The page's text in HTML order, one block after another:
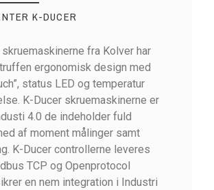
K-DUCER
fra Kolver har
ergonomisk design med
status LED og temperatur
K-Ducer skruemaskinerne er
4.0 de indeholder fuld
af moment målinger samt
K-Ducer controllerne leveres
TCP og Openprotocol
en nem integration i Industri